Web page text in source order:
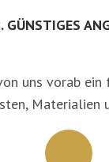
GÜNSTIGES
uns vorab
Materialien